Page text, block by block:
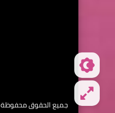
جميع الحقوق محفوظة